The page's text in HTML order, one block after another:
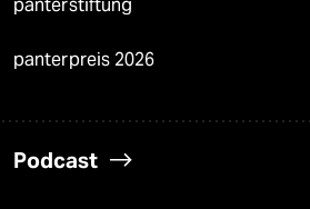
panterstiftung
panterpreis 2026
Podcast